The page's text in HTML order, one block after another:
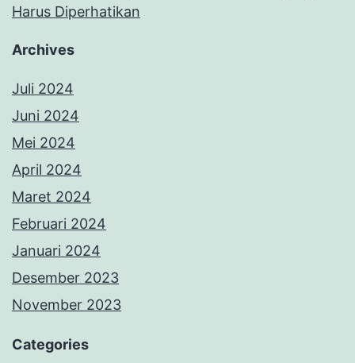
Harus Diperhatikan
Archives
Juli 2024
Juni 2024
Mei 2024
April 2024
Maret 2024
Februari 2024
Januari 2024
Desember 2023
November 2023
Categories